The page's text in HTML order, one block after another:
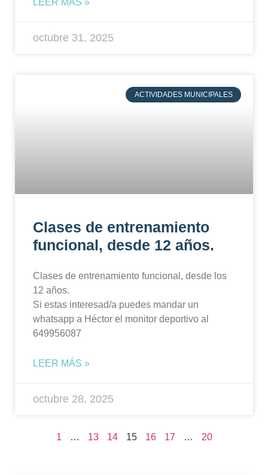
octubre 31, 2025
ACTIVIDADES MUNICIPALES
Clases de entrenamiento
funcional, desde 12 años.
Clases de entrenamiento funcional, desde los
12 años.
Si estas interesad/a puedes mandar un
whatsapp a Héctor el monitor deportivo al
649956087
LEER MÁS »
octubre 28, 2025
1 … 13 14 15 16 17 … 20